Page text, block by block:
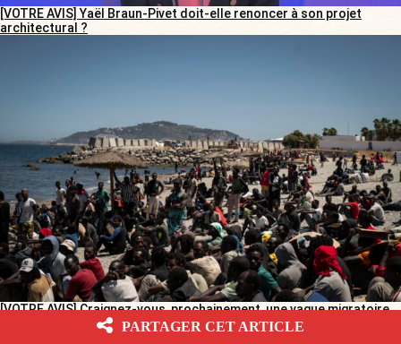
[VOTRE AVIS] Yaël Braun-Pivet doit-elle renoncer à son projet
architectural ?
[VOTRE AVIS] Craignez-vous, prochainement, une vague migratoire
PARTAGER CET ARTICLE